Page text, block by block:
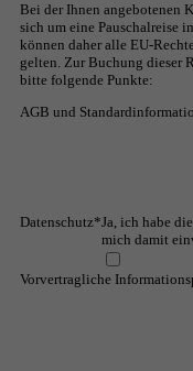
Wüste Sinai
Kap Verde
La Rèunion
Argentinien
Bolivien
Bei der Ihnen angebotenen
sich um eine Pauschalreise
können daher alle EU-
gelten. Zur Buchung dieser
bitte folgende Punkte:
AGB und
Datenschutz*Ja, ich habe die
mich damit
Vorvertragliche